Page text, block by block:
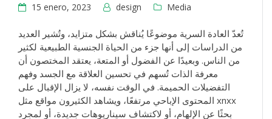
15 enero, 2023 design Media
تُعدّ العادة السرية موضوعًا يُناقش بشكل متزايد، وتُشير العديد
من الدراسات إلى أنها جزء من الحياة الجنسية الطبيعية لكثير
من الناس. وبعيدًا عن الفضول أو المتعة، يعتقد المختصون أن
معرفة الذات تُسهم في تحسين العلاقة مع الجسد وفهم
التفضيلات الحميمة. في الوقت نفسه، لا يزال الإقبال على
المحتوى الإباحي مرتفعًا، ويشاهد الكثيرون مواقع مثل xnxx
بحثًا عن الإلهام، أو لاكتشاف سيناريوهات جديدة، أو لمجرد